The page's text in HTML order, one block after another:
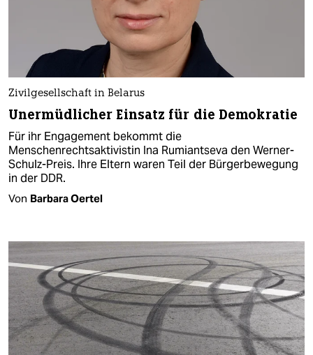
Zivilgesellschaft in Belarus
Unermüdlicher Einsatz für die Demokratie
Für ihr Engagement bekommt die
Menschenrechtsaktivistin Ina Rumiantseva den Werner-
Schulz-Preis. Ihre Eltern waren Teil der Bürgerbewegung
in der DDR.
Von Barbara Oertel